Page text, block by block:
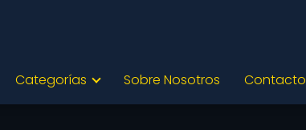
Categorías Sobre Nosotros Contacto